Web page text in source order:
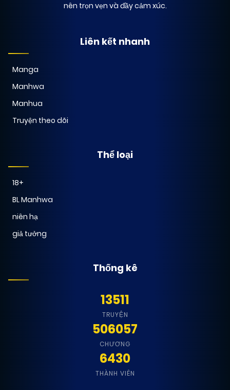
nên trọn vẹn và đầy cảm xúc.
Liên kết nhanh
Manga
Manhwa
Manhua
Truyện theo dõi
Thể loại
18+
BL Manhwa
niên hạ
giả tưởng
Thống kê
13511
TRUYỆN
506057
CHƯƠNG
6430
THÀNH VIÊN